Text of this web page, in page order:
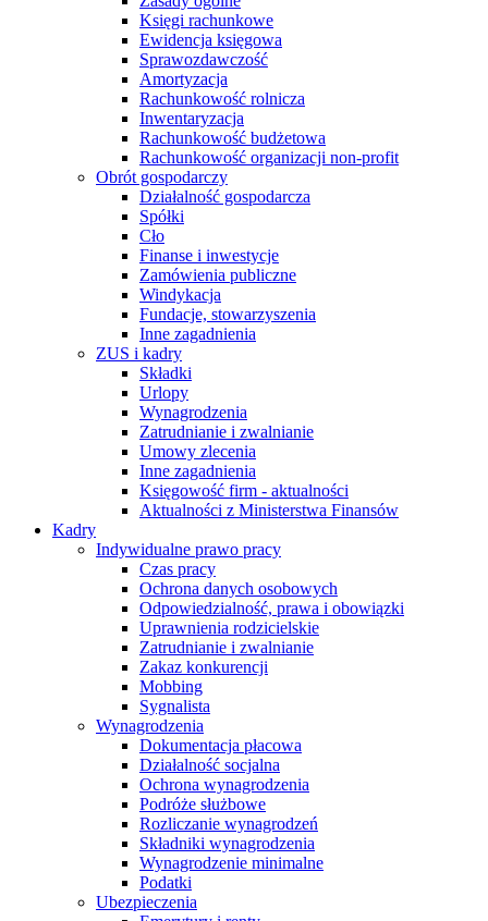
Księgi rachunkowe
Ewidencja księgowa
Sprawozdawczość
Amortyzacja
Rachunkowość rolnicza
Inwentaryzacja
Rachunkowość budżetowa
Rachunkowość organizacji non-profit
Obrót gospodarczy
Działalność gospodarcza
Spółki
Cło
Finanse i inwestycje
Zamówienia publiczne
Windykacja
Fundacje, stowarzyszenia
Inne zagadnienia
ZUS i kadry
Składki
Urlopy
Wynagrodzenia
Zatrudnianie i zwalnianie
Umowy zlecenia
Inne zagadnienia
Księgowość firm - aktualności
Aktualności z Ministerstwa Finansów
Kadry
Indywidualne prawo pracy
Czas pracy
Ochrona danych osobowych
Odpowiedzialność, prawa i obowiązki
Uprawnienia rodzicielskie
Zatrudnianie i zwalnianie
Zakaz konkurencji
Mobbing
Sygnalista
Wynagrodzenia
Dokumentacja płacowa
Działalność socjalna
Ochrona wynagrodzenia
Podróże służbowe
Rozliczanie wynagrodzeń
Składniki wynagrodzenia
Wynagrodzenie minimalne
Podatki
Ubezpieczenia